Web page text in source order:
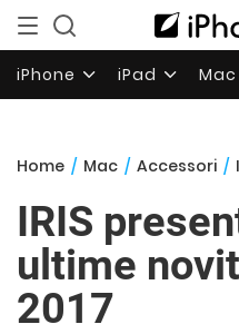
iPhone iPad Mac
Home / Mac / Accessori /
IRIS
ultime
2017